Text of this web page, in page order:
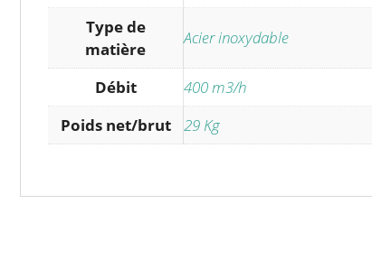
Type de
matière
Acier inoxydable
Débit
400 m3/h
Poids net/brut
29 Kg